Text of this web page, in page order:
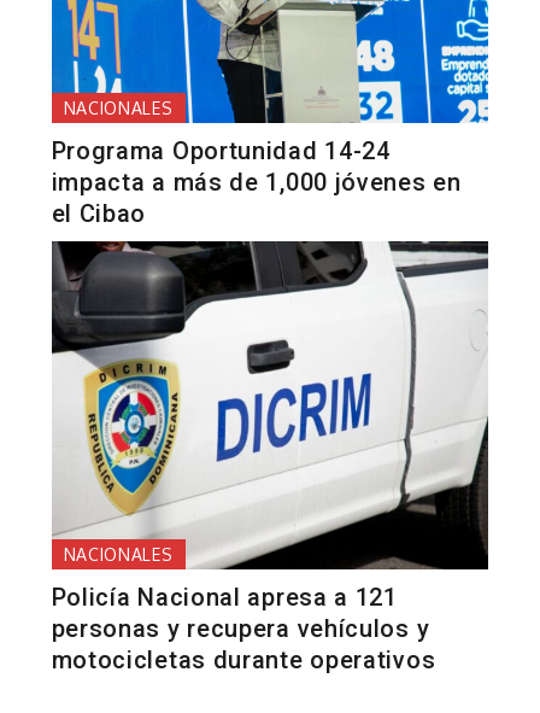
NACIONALES
Programa Oportunidad 14-24
impacta a más de 1,000 jóvenes en
el Cibao
NACIONALES
Policía Nacional apresa a 121
personas y recupera vehículos y
motocicletas durante operativos